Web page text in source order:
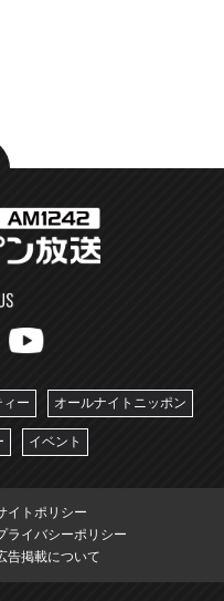
ー オールナイトニッポン
イベント
イトポリシー
ライバシーポリシー
告掲載について